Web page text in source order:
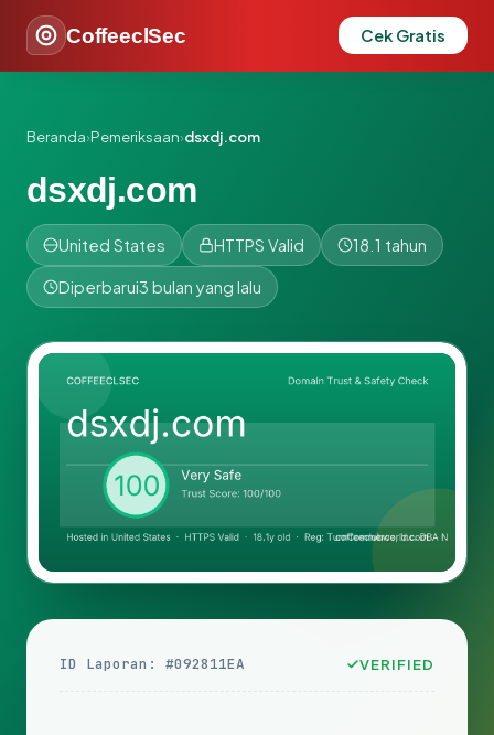
CoffeeclSec Cek Gratis
Beranda›Pemeriksaan›dsxdj.com
dsxdj.com
United States HTTPS Valid 18.1 tahun
Diperbarui3 bulan yang lalu
ID Laporan: #092811EA VERIFIED